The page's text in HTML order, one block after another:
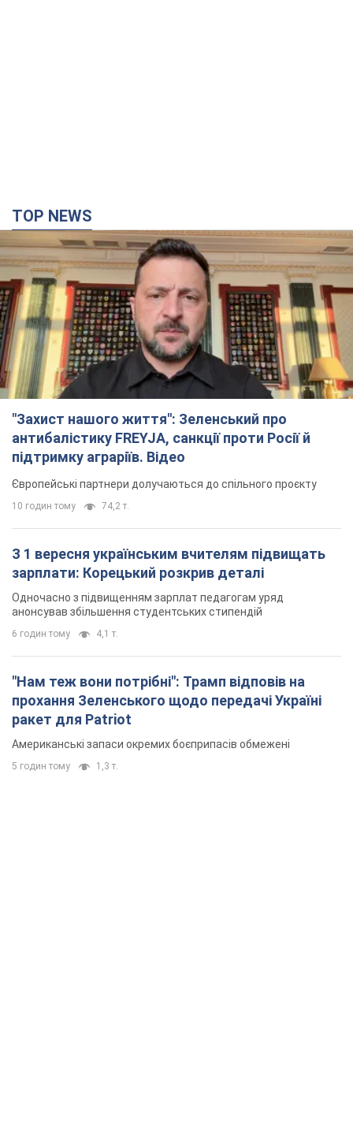
TOP NEWS
"Захист нашого життя": Зеленський про
антибалістику FREYJA, санкції проти Росії й
підтримку аграріїв. Відео
Європейські партнери долучаються до спільного проєкту
10 годин тому 74,2 т.
З 1 вересня українським вчителям підвищать
зарплати: Корецький розкрив деталі
Одночасно з підвищенням зарплат педагогам уряд
анонсував збільшення студентських стипендій
6 годин тому 4,1 т.
"Нам теж вони потрібні": Трамп відповів на
прохання Зеленського щодо передачі Україні
ракет для Patriot
Американські запаси окремих боєприпасів обмежені
5 годин тому 1,3 т.